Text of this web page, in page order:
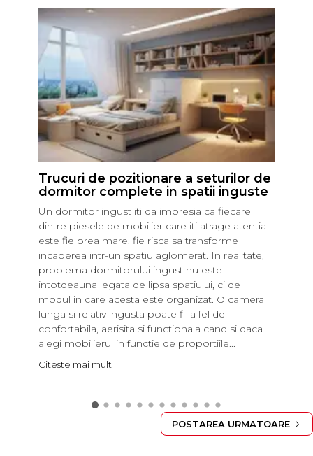
Trucuri de pozitionare a seturilor de
dormitor complete in spatii inguste
Un dormitor ingust iti da impresia ca fiecare
dintre piesele de mobilier care iti atrage atentia
este fie prea mare, fie risca sa transforme
incaperea intr-un spatiu aglomerat. In realitate,
problema dormitorului ingust nu este
intotdeauna legata de lipsa spatiului, ci de
modul in care acesta este organizat. O camera
lunga si relativ ingusta poate fi la fel de
confortabila, aerisita si functionala cand si daca
alegi mobilierul in functie de proportiile...
Citeste mai mult
POSTAREA URMATOARE